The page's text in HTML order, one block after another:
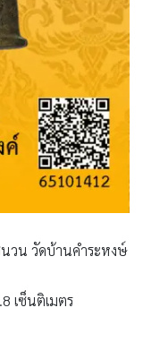
วน วัดบ้านคำระหงษ์
เซ็นติเมตร